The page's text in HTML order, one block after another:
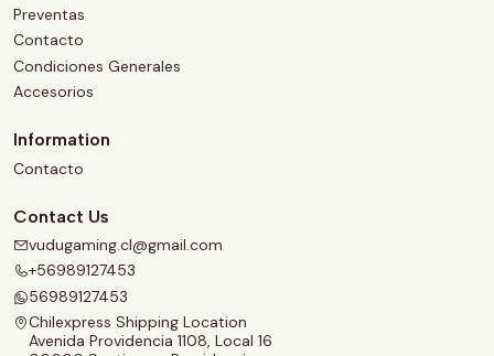
Preventas
Contacto
Condiciones Generales
Accesorios
Information
Contacto
Contact Us
vudugaming.cl@gmail.com
+56989127453
56989127453
Chilexpress Shipping Location
Avenida Providencia 1108, Local 16